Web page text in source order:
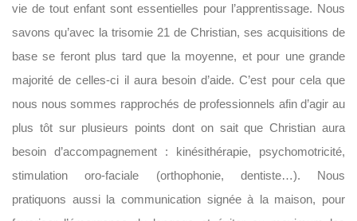
vie de tout enfant sont essentielles pour l’apprentissage. Nous
savons qu’avec la trisomie 21 de Christian, ses acquisitions de
base se feront plus tard que la moyenne, et pour une grande
majorité de celles-ci il aura besoin d’aide. C’est pour cela que
nous nous sommes rapprochés de professionnels afin d’agir au
plus tôt sur plusieurs points dont on sait que Christian aura
besoin d’accompagnement : kinésithérapie, psychomotricité,
stimulation oro-faciale (orthophonie, dentiste…). Nous
pratiquons aussi la communication signée à la maison, pour